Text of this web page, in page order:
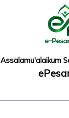
Assalamu'alaikum